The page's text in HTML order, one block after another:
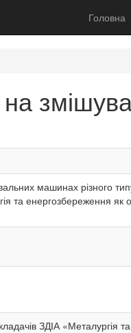
Головна
на
машинах різного
та енергозбереження
ЗДІА